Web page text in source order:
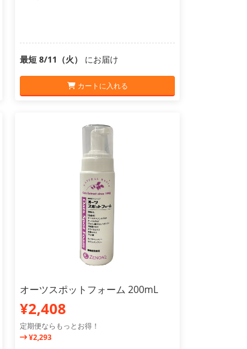
最短 8/11（火） にお届け
カートに入れる
オーツスポットフォーム 200mL
¥2,408
定期便ならもっとお得！
¥2,293